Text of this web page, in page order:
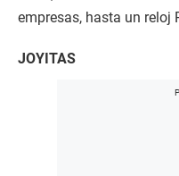
empresas, hasta un reloj
JOYITAS